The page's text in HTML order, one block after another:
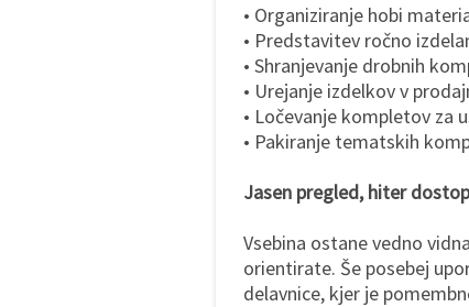
• Organiziranje hobi
• Predstavitev ročno
• Shranjevanje drobnih
• Urejanje izdelkov v
• Ločevanje kompletov za
• Pakiranje tematskih
Jasen pregled, hiter dostop
Vsebina ostane vedno
orientirate. Še posebej
delavnice, kjer je